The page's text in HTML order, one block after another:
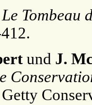
Le Tombeau
und J.